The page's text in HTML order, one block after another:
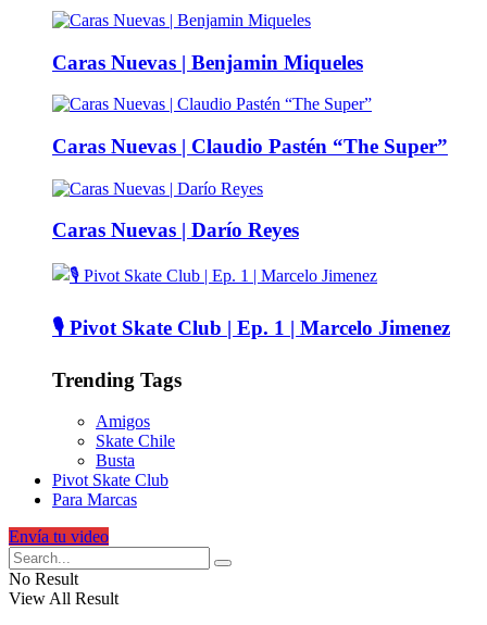
Caras Nuevas | Benjamin Miqueles
Caras Nuevas | Claudio Pastén “The Super”
Caras Nuevas | Darío Reyes
🎙️ Pivot Skate Club | Ep. 1 | Marcelo Jimenez
Trending Tags
Amigos
Skate Chile
Busta
Pivot Skate Club
Para Marcas
Envía tu video
No Result
View All Result